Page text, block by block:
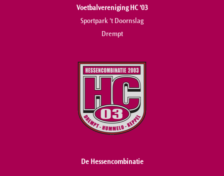
Voetbalvereniging HC '03
Sportpark 't Doornslag
Drempt
De Hessencombinatie